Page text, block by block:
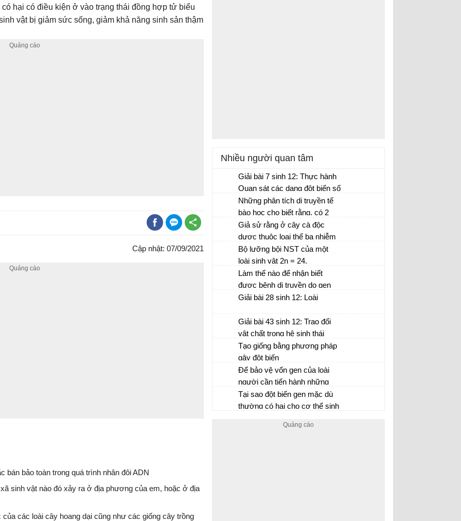
hại có điều kiện ở vào trạng thái đồng hợp tử biểu
vật bị giảm sức sống, giảm khả năng sinh sản thậm
Cập nhật: 07/09/2021
bán bảo toàn trong quá trình nhân đôi ADN
sinh vật nào đó xảy ra ở địa phương của em, hoặc ở địa
các loài cây hoang dại cũng như các giống cây trồng
Nhiều người quan tâm
Giải bài 7 sinh 12: Thực hành
Quan sát các dạng đột biến số
lượng nhiễm sắc thể trên tiêu
bản cố định và trên tiêu bản
tạm thời
Những phân tích di truyền tế
bào học cho biết rằng, có 2
loài chuối khác nhau:
Giả sử rằng ở cây cà độc
dược thuộc loại thể ba nhiễm
về NST số 2 (sự bất cặp của
các NST số 2 trong quá trình
giảm phân xảy ra theo kiểu hai
NST
Bộ lưỡng bội NST của một
loài sinh vật 2n = 24.
Làm thế nào để nhận biết
được bệnh di truyền do gen
lặn nằm trên NST giới tính X
định?
Giải bài 28 sinh 12: Loài
Giải bài 43 sinh 12: Trao đổi
vật chất trong hệ sinh thái
Tạo giống bằng phương pháp
gây đột biến
Để bảo vệ vốn gen của loài
người cần tiến hành những
biện pháp gì?
Tại sao đột biến gen mặc dù
thường có hại cho cơ thể sinh
trọng trong quá trình tiến hoá?